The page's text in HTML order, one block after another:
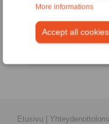
More informations
Accept all cookies
www.ringspann.de
Contact Persons
Etusivu